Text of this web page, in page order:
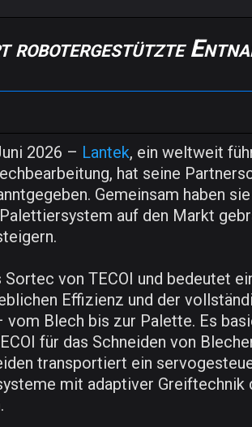
2026 – Lantek, ein weltweit
hat seine
Gemeinsam haben
auf den Markt
von TECOI und bedeutet
Effizienz und der
Blech bis zur Palette. Es
für das Schneiden von
transportiert ein
mit adaptiver Greiftechnik